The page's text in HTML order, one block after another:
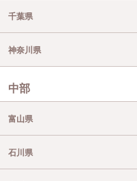
千葉県
神奈川県
中部
富山県
石川県